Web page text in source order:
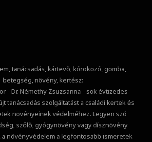
tanácsadás, kártevő, kórokozó, gomba,
betegség, növény, kertész:
- Dr. Némethy Zsuzsanna - sok évtizedes
tanácsadás szolgáltatást a családi kertek és
növényeinek védelméhez. Legyen szó
szőlő, gyógynövény vagy dísznövény
növényvédelem a legfontosabb ismeretek